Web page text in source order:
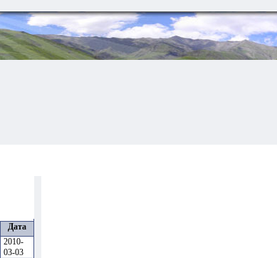
Дата
2010-
03-03